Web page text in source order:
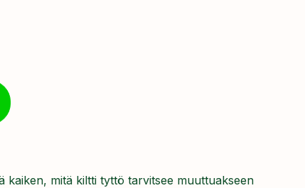
kaiken, mitä kiltti tyttö tarvitsee muuttuakseen